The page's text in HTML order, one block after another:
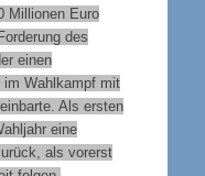
Millionen Euro
des
einen
im Wahlkampf mit
Als ersten
eine
als vorerst